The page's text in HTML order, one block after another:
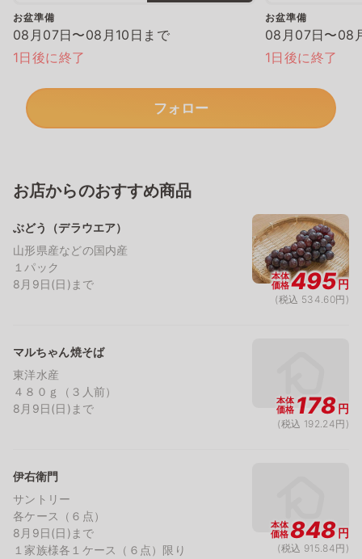
お盆準備
08月07日〜08月10日まで
1日後に終了
お盆準備
08月07日〜08
1日後に終了
フォロー
お店からのおすすめ商品
ぶどう（デラウエア）
山形県産などの国内産
１パック
8月9日(日)まで
本体
価格495円
(税込 534.60円)
マルちゃん焼そば
東洋水産
４８０ｇ（３人前）
8月9日(日)まで
本体
価格 178円
(税込 192.24円)
伊右衛門
サントリー
各ケース（６点）
8月9日(日)まで
１家族様各１ケース（６点）限り
本体
価格848円
(税込 915.84円)